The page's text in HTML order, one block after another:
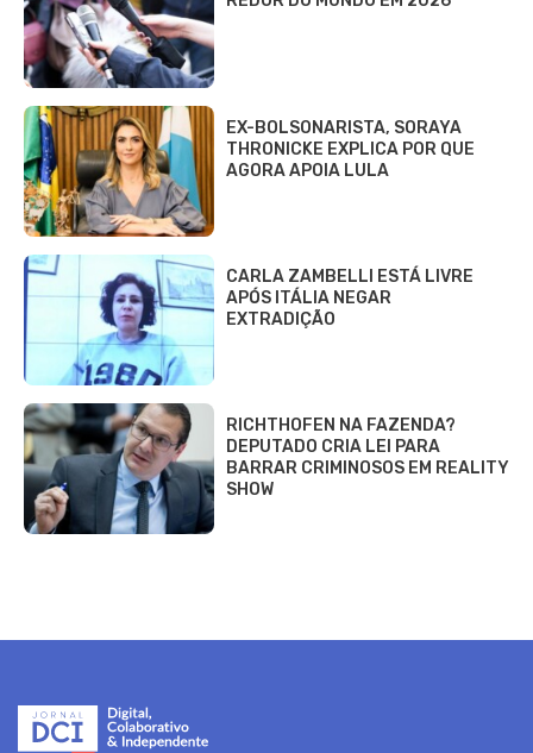
EX-BOLSONARISTA, SORAYA
THRONICKE EXPLICA POR QUE
AGORA APOIA LULA
CARLA ZAMBELLI ESTÁ LIVRE
APÓS ITÁLIA NEGAR
EXTRADIÇÃO
RICHTHOFEN NA FAZENDA?
DEPUTADO CRIA LEI PARA
BARRAR CRIMINOSOS EM REALITY
SHOW